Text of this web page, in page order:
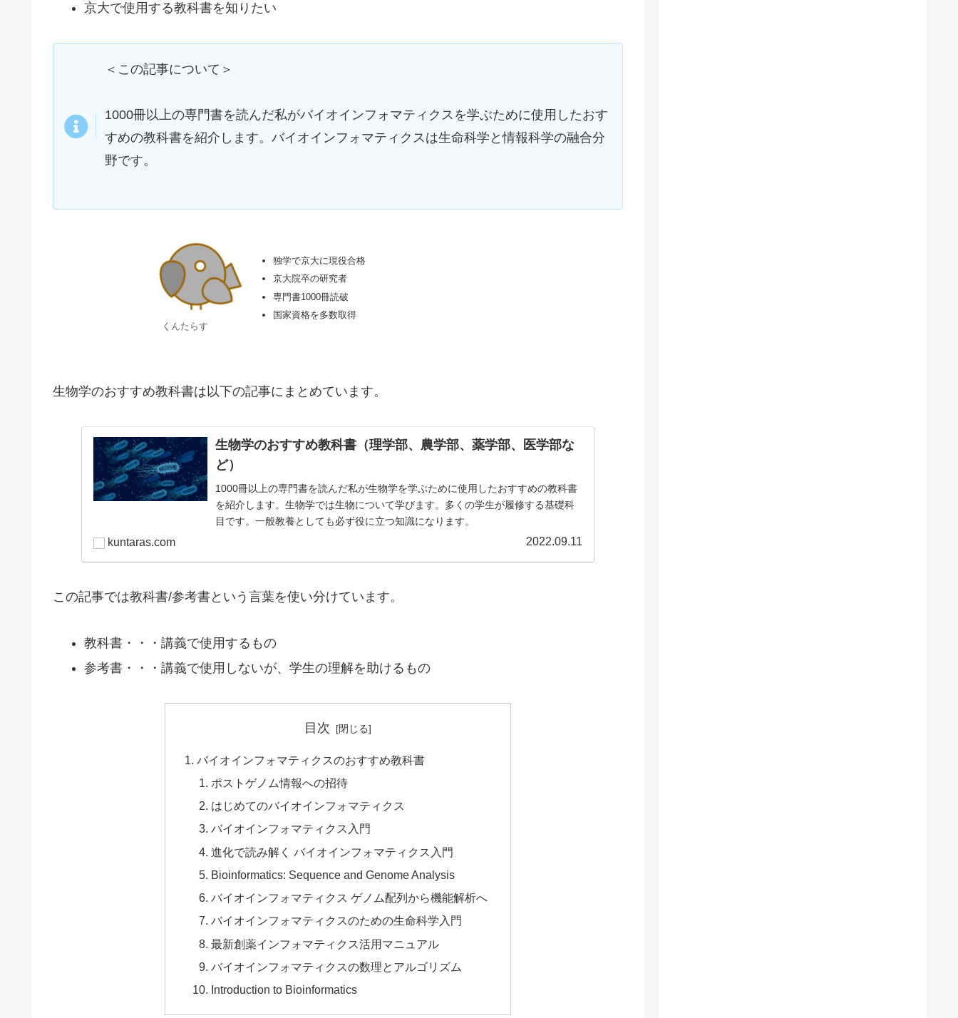
京大で使用する教科書を知りたい
＜この記事について＞
1000冊以上の専門書を読んだ私がバイオインフォマティクスを学ぶために使用したおす
すめの教科書を紹介します。バイオインフォマティクスは生命科学と情報科学の融合分
野です。
くんたらす
独学で京大に現役合格
京大院卒の研究者
専門書1000冊読破
国家資格を多数取得
生物学のおすすめ教科書は以下の記事にまとめています。
生物学のおすすめ教科書（理学部、農学部、薬学部、医学部な
ど）
1000冊以上の専門書を読んだ私が生物学を学ぶために使用したおすすめの教科書
を紹介します。生物学では生物について学びます。多くの学生が履修する基礎科
目です。一般教養としても必ず役に立つ知識になります。
kuntaras.com 2022.09.11
この記事では教科書/参考書という言葉を使い分けています。
教科書・・・講義で使用するもの
参考書・・・講義で使用しないが、学生の理解を助けるもの
目次
バイオインフォマティクスのおすすめ教科書
ポストゲノム情報への招待
はじめてのバイオインフォマティクス
バイオインフォマティクス入門
進化で読み解く バイオインフォマティクス入門
Bioinformatics: Sequence and Genome Analysis
バイオインフォマティクス ゲノム配列から機能解析へ
バイオインフォマティクスのための生命科学入門
最新創薬インフォマティクス活用マニュアル
バイオインフォマティクスの数理とアルゴリズム
Introduction to Bioinformatics